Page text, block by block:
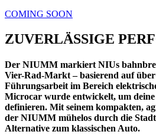
COMING SOON
ZUVERLÄSSIGE
Der NIUMM markiert NIUs
Vier-Rad-Markt – basierend auf
Führungsarbeit im Bereich
Microcar wurde entwickelt, um
definieren. Mit seinem kompakten,
der NIUMM mühelos durch die
Alternative zum klassischen Auto.